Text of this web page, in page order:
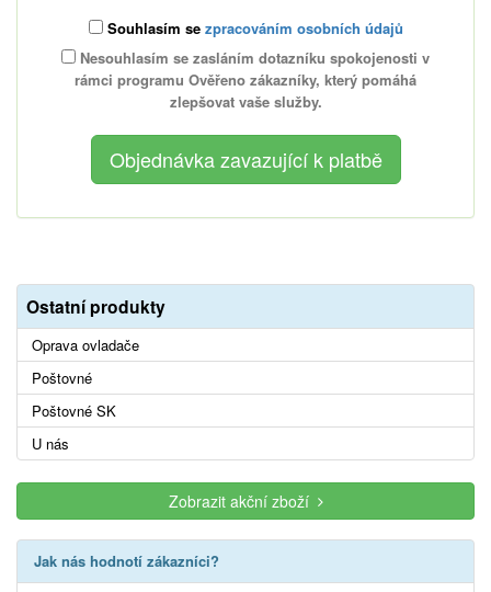
Souhlasím se zpracováním osobních údajů
Nesouhlasím se zasláním dotazníku spokojenosti v
rámci programu Ověřeno zákazníky, který pomáhá
zlepšovat vaše služby.
Ostatní produkty
Oprava ovladače
Poštovné
Poštovné SK
U nás
Zobrazit akční zboží
Jak nás hodnotí zákazníci?